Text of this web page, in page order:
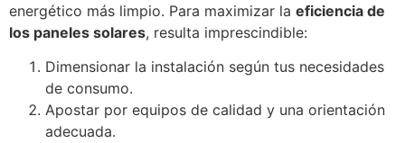
energético más limpio. Para maximizar la eficiencia de
los paneles solares, resulta imprescindible:
Dimensionar la instalación según tus necesidades
de consumo.
Apostar por equipos de calidad y una orientación
adecuada.